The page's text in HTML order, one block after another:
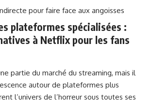
pour faire face aux angoisses
plateformes spécialisées :
à Netflix pour les fans
partie du marché du streaming, mais il
autour de plateformes plus
l’univers de l’horreur sous toutes ses